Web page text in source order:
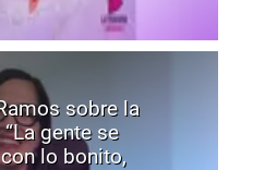
sobre la
gente se
lo bonito,